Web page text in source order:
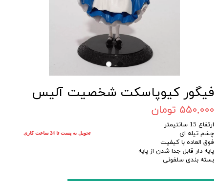
فیگور کیوپاسکت شخصیت آلیس
۵۵۰,۰۰۰ تومان
ارتفاع 15 سانتیمتر
چشم تیله ای
فوق العاده با کیفیت
پایه دار قابل جدا شدن از پایه
بسته بندی سلفونی
تحویل به پست تا 24 ساعت کاری